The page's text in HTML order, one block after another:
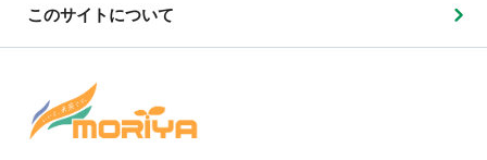
このサイトについて